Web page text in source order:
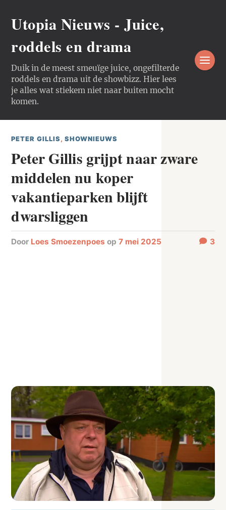
Utopia Nieuws - Juice,
roddels en drama
Duik in de meest smeuïge juice, ongefilterde
roddels en drama uit de showbizz. Hier lees
je alles wat stiekem niet naar buiten mocht
komen.
PETER GILLIS ,SHOWNIEUWS
Peter Gillis grijpt naar zware
middelen nu koper
vakantieparken blijft
dwarsliggen
door Loes Smoezenpoes op7 mei 2025 3